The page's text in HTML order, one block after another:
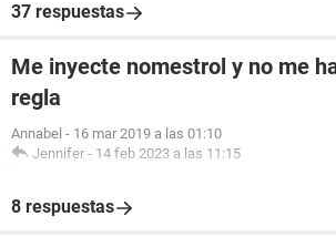
37 respuestas
Me inyecte nomestrol y no me
regla
Annabel - 16 mar 2019 a las 01:10
Jennifer - 14 feb 2023 a las 11:15
8 respuestas